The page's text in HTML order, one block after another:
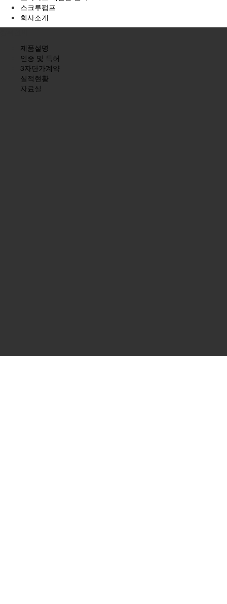
스크루펌프
회사소개
제품설명
인증 및 특허
3자단가계약
실적현황
자료실